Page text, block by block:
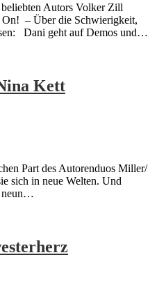
beliebten Autors Volker Zill
On! – Über die Schwierigkeit,
Dani geht auf Demos und…
Kett
Part des Autorenduos Miller/
sich in neue Welten. Und
neun…